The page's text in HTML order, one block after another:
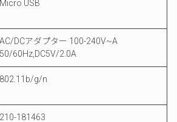
Micro USB
AC/DCアダプター 100-240V~A
50/60Hz,DC5V/2.0A
802.11b/g/n
210-181463